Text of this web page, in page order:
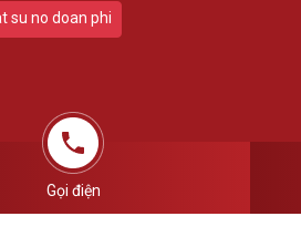
su no doan phi
Gọi điện